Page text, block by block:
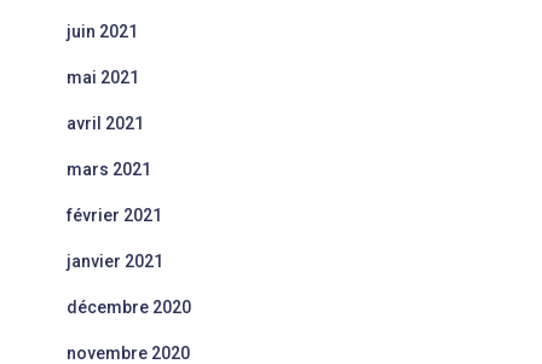
juin 2021
mai 2021
avril 2021
mars 2021
février 2021
janvier 2021
décembre 2020
novembre 2020